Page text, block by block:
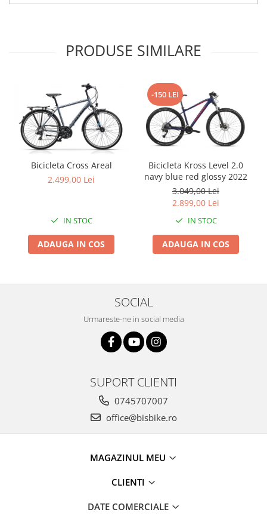
PRODUSE SIMILARE
Bicicleta Cross Areal
2.499,00 Lei
IN STOC
ADAUGA IN COS
-150 LEI
Bicicleta Kross Level 2.0
navy blue red glossy 2022
3.049,00 Lei
2.899,00 Lei
IN STOC
ADAUGA IN COS
SOCIAL
Urmareste-ne in social media
SUPORT CLIENTI
0745707007
office@bisbike.ro
MAGAZINUL MEU
CLIENTI
DATE COMERCIALE